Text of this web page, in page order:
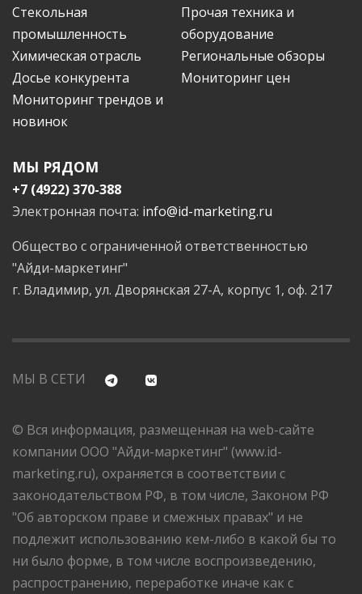
Стекольная
промышленность
Прочая техника и
оборудование
Химическая отрасль
Региональные обзоры
Досье конкурента
Мониторинг цен
Мониторинг трендов и
новинок
МЫ РЯДОМ
+7 (4922) 370-388
Электронная почта: info@id-marketing.ru
Общество с ограниченной ответственностью
"Айди-маркетинг"
г. Владимир, ул. Дворянская 27-А, корпус 1, оф. 217
МЫ В СЕТИ
© Вся информация, размещенная на web-сайте
компании ООО "Айди-маркетинг" (www.id-
marketing.ru), охраняется в соответствии с
законодательством РФ, в том числе, Законом РФ
"Об авторском праве и смежных правах" и не
подлежит использованию кем-либо в какой бы то
ни было форме, в том числе воспроизведению,
распространению, переработке иначе как с